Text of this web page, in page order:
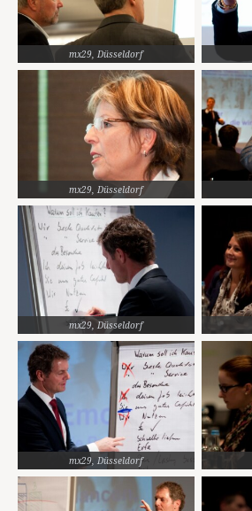
mx29, Düsseldorf
mx29, Düsseldorf
mx29, Düsseldorf
mx29, Düsseldorf